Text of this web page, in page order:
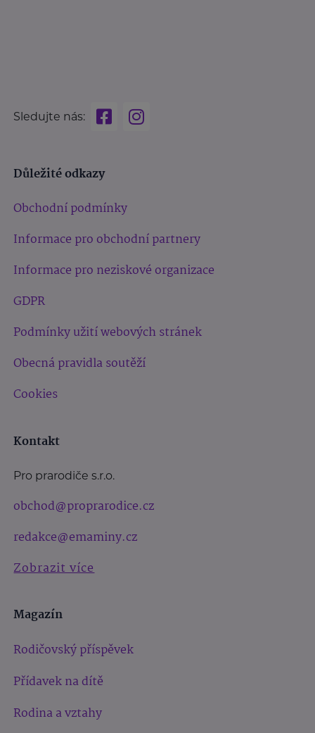
Sledujte nás:
Důležité odkazy
Obchodní podmínky
Informace pro obchodní partnery
Informace pro neziskové organizace
GDPR
Podmínky užití webových stránek
Obecná pravidla soutěží
Cookies
Kontakt
Pro prarodiče s.r.o.
obchod@proprarodice.cz
redakce@emaminy.cz
Zobrazit více
Magazín
Rodičovský příspěvek
Přídavek na dítě
Rodina a vztahy